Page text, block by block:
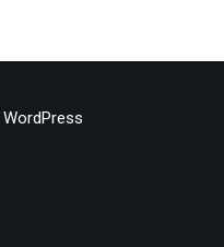
WordPress